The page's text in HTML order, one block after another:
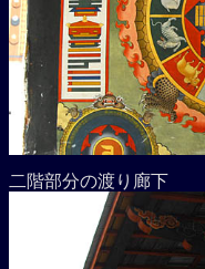
二階部分の渡り廊下